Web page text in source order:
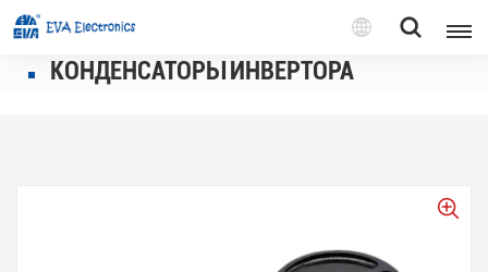
Pусский
КОНДЕНСАТОРЫ ИНВЕРТОРА